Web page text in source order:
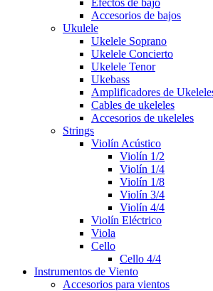
Accesorios de bajos
Ukulele
Ukelele Soprano
Ukelele Concierto
Ukelele Tenor
Ukebass
Amplificadores de
Cables de ukeleles
Accesorios de ukeleles
Strings
Violín Acústico
Violín 1/2
Violín 1/4
Violín 1/8
Violín 3/4
Violín 4/4
Violín Eléctrico
Viola
Cello
Cello 4/4
Instrumentos de Viento
Accesorios para vientos